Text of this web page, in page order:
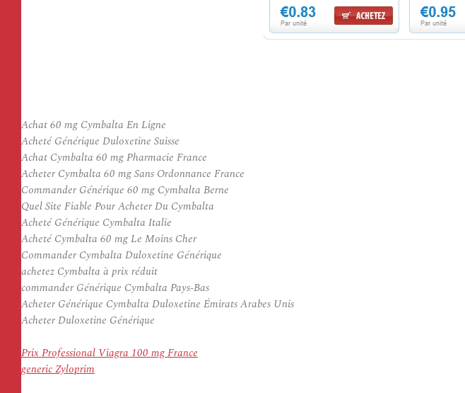
Achat 60 mg Cymbalta En Ligne
Acheté Générique Duloxetine Suisse
Achat Cymbalta 60 mg Pharmacie France
Acheter Cymbalta 60 mg Sans Ordonnance France
Commander Générique 60 mg Cymbalta Berne
Quel Site Fiable Pour Acheter Du Cymbalta
Acheté Générique Cymbalta Italie
Acheté Cymbalta 60 mg Le Moins Cher
Commander Cymbalta Duloxetine Générique
achetez Cymbalta à prix réduit
commander Générique Cymbalta Pays-Bas
Acheter Générique Cymbalta Duloxetine Émirats Arabes Unis
Acheter Duloxetine Générique
Prix Professional Viagra 100 mg France
generic Zyloprim